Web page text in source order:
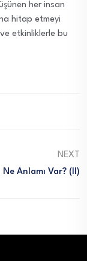
her insan
hitap etmeyi
etkinliklerle bu
NEXT
Ne Anlamı Var? (II)